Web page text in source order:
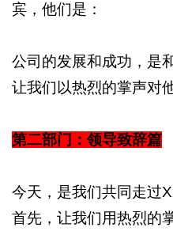
宾，他们是：
公司的发展和成功，是
让我们以热烈的掌声对
第二部门：领导致辞篇
今天，是我们共同走过
首先，让我们用热烈的